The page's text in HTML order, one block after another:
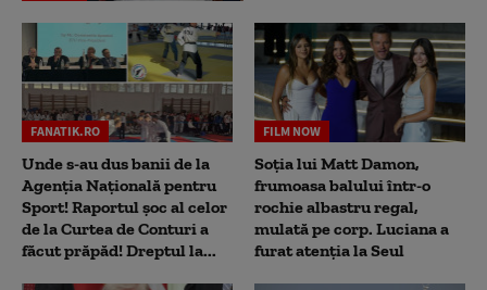
FANATIK.RO
Unde s-au dus banii de la
Agenția Națională pentru
Sport! Raportul șoc al celor
de la Curtea de Conturi a
făcut prăpăd! Dreptul la...
FILM NOW
Soția lui Matt Damon,
frumoasa balului într-o
rochie albastru regal,
mulată pe corp. Luciana a
furat atenția la Seul